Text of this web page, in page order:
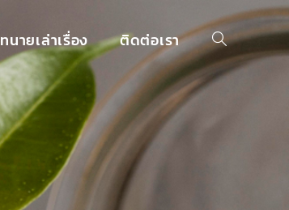
ทนายเล่าเรื่อง ติดต่อเรา